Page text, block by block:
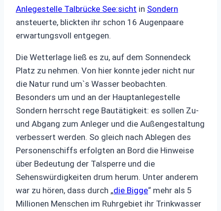
Anlegestelle Talbrücke See:sicht in Sondern
ansteuerte, blickten ihr schon 16 Augenpaare
erwartungsvoll entgegen.
Die Wetterlage ließ es zu, auf dem Sonnendeck
Platz zu nehmen. Von hier konnte jeder nicht nur
die Natur rund um`s Wasser beobachten.
Besonders um und an der Hauptanlegestelle
Sondern herrscht rege Bautätigkeit: es sollen Zu-
und Abgang zum Anleger und die Außengestaltung
verbessert werden. So gleich nach Ablegen des
Personenschiffs erfolgten an Bord die Hinweise
über Bedeutung der Talsperre und die
Sehenswürdigkeiten drum herum. Unter anderem
war zu hören, dass durch „die Bigge“ mehr als 5
Millionen Menschen im Ruhrgebiet ihr Trinkwasser